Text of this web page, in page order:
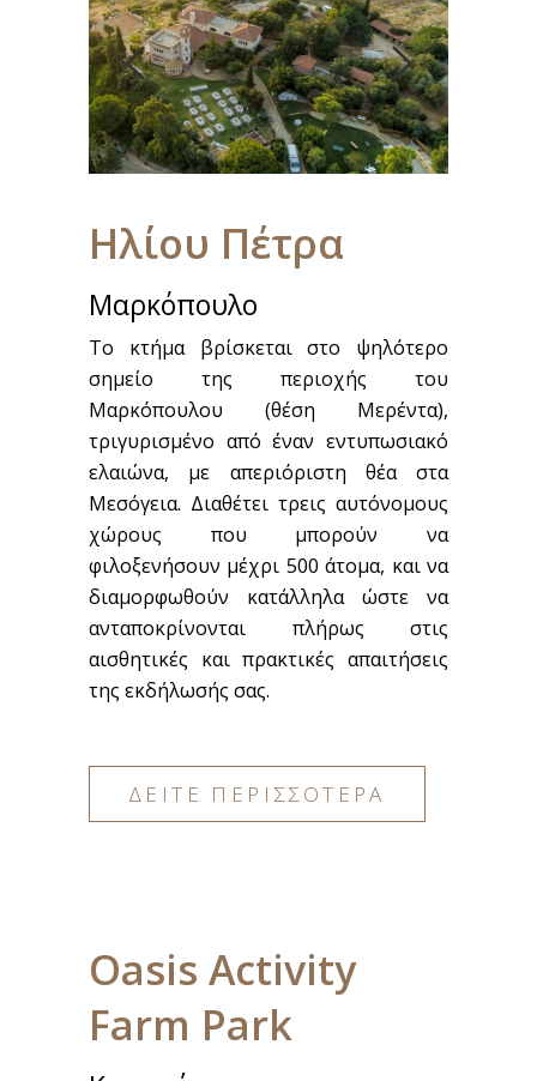
Ηλίου Πέτρα
Μαρκόπουλο
Το κτήμα βρίσκεται στο ψηλότερο
σημείο της περιοχής του
Μαρκόπουλου (θέση Μερέντα),
τριγυρισμένο από έναν εντυπωσιακό
ελαιώνα, με απεριόριστη θέα στα
Μεσόγεια. Διαθέτει τρεις αυτόνομους
χώρους που μπορούν να
φιλοξενήσουν μέχρι 500 άτομα, και να
διαμορφωθούν κατάλληλα ώστε να
ανταποκρίνονται πλήρως στις
αισθητικές και πρακτικές απαιτήσεις
της εκδήλωσής σας.
ΔΕΙΤΕ ΠΕΡΙΣΣΟΤΕΡΑ
Oasis Activity
Farm Park